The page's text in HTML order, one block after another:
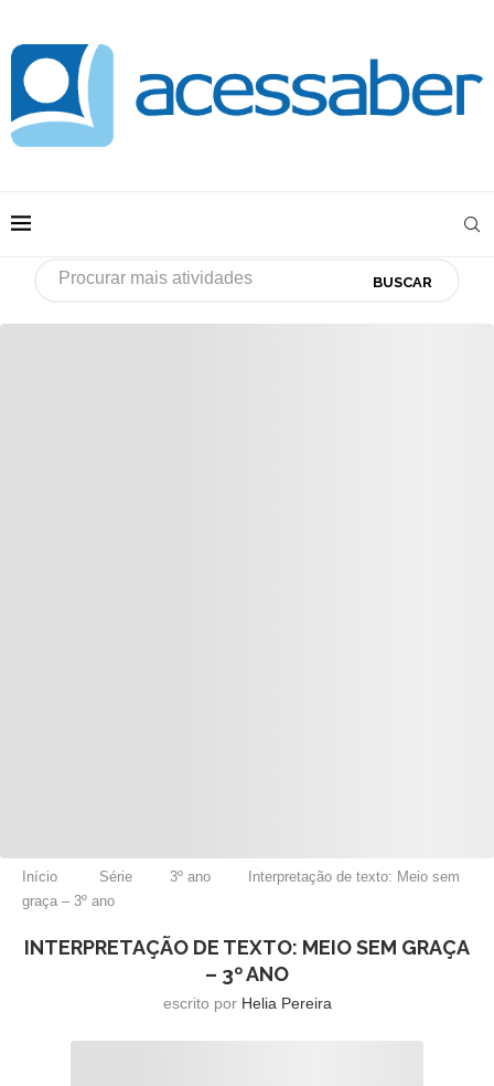
BUSCAR
Início Série 3º ano
Interpretação de texto: Meio sem
graça – 3º ano
INTERPRETAÇÃO DE TEXTO: MEIO SEM GRAÇA
– 3º ANO
escrito por Helia Pereira